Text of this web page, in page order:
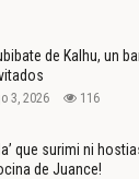
de Kalhu, un
3, 2026 116
que surimi ni
de Juance!